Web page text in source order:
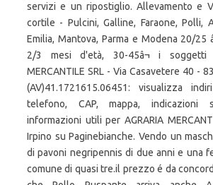
servizi e un ripostiglio. Allevamento e
cortile - Pulcini, Galline, Faraone, Polli,
Emilia, Mantova, Parma e Modena 20/25
2/3 mesi d'età, 30-45â¬ i soggetti
MERCANTILE SRL - Via Casavetere 40 -
(AV)41.1721615.06451: visualizza
telefono, CAP, mappa,
informazioni utili per AGRARIA
Irpino su Paginebianche. Vendo un
di pavoni negripennis di due anni e una
comune di quasi tre.il prezzo é da